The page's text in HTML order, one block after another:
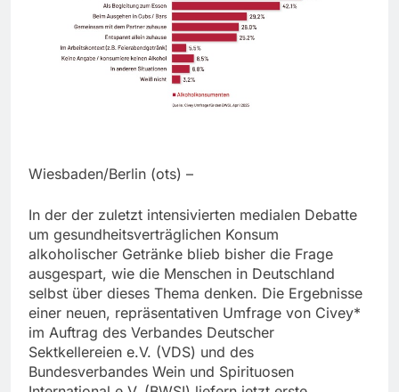
Wiesbaden/Berlin (ots) –
In der der zuletzt intensivierten medialen Debatte
um gesundheitsverträglichen Konsum
alkoholischer Getränke blieb bisher die Frage
ausgespart, wie die Menschen in Deutschland
selbst über dieses Thema denken. Die Ergebnisse
einer neuen, repräsentativen Umfrage von Civey*
im Auftrag des Verbandes Deutscher
Sektkellereien e.V. (VDS) und des
Bundesverbandes Wein und Spirituosen